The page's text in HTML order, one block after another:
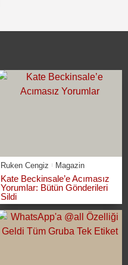
Ruken Cengiz Magazin
Kate Beckinsale’e Acımasız
Yorumlar: Bütün Gönderileri
Sildi